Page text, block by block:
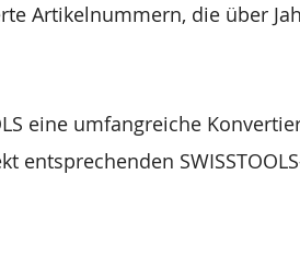
Artikelnummern, die über
eine umfangreiche